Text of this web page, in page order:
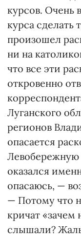
курсов. Очень
курса сделать
произошел
ни на
что все эти
откровенно
Луганского
регионов
опасается
Левобережную
оказался
опасаюсь, —
— Потому что
кричат «зачем
слышали?